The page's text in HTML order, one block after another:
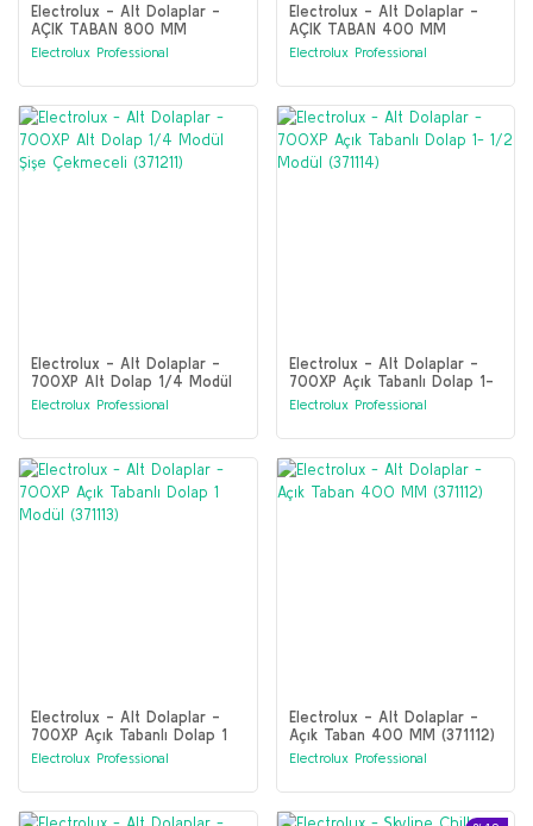
Electrolux - Alt Dolaplar -
AÇIK TABAN 800 MM
(391154)
Electrolux Professional
Electrolux - Alt Dolaplar -
AÇIK TABAN 400 MM
(391153)
Electrolux Professional
Electrolux - Alt Dolaplar -
700XP Alt Dolap 1/4 Modül
Şişe Çekmeceli (371211)
Electrolux Professional
Electrolux - Alt Dolaplar -
700XP Açık Tabanlı Dolap 1-
1/2 Modül (371114)
Electrolux Professional
Electrolux - Alt Dolaplar -
700XP Açık Tabanlı Dolap 1
Modül (371113)
Electrolux Professional
Electrolux - Alt Dolaplar -
Açık Taban 400 MM (371112)
Electrolux Professional